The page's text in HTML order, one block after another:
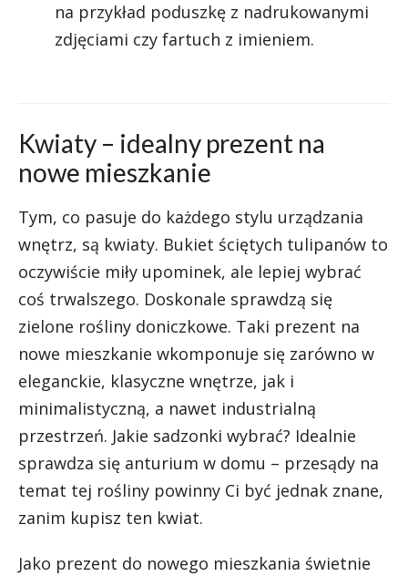
na przykład poduszkę z nadrukowanymi
zdjęciami czy fartuch z imieniem.
Kwiaty – idealny prezent na
nowe mieszkanie
Tym, co pasuje do każdego stylu urządzania
wnętrz, są kwiaty. Bukiet ściętych tulipanów to
oczywiście miły upominek, ale lepiej wybrać
coś trwalszego. Doskonale sprawdzą się
zielone rośliny doniczkowe. Taki prezent na
nowe mieszkanie wkomponuje się zarówno w
eleganckie, klasyczne wnętrze, jak i
minimalistyczną, a nawet industrialną
przestrzeń. Jakie sadzonki wybrać? Idealnie
sprawdza się anturium w domu – przesądy na
temat tej rośliny powinny Ci być jednak znane,
zanim kupisz ten kwiat.
Jako prezent do nowego mieszkania świetnie